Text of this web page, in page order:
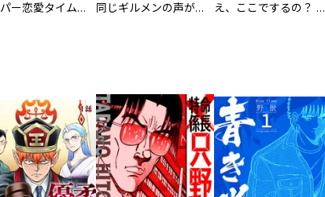
スーパー恋愛タイム！～現場でドＳな彼女は自宅でデレる～ 同じギルメンの声が好き え、ここでするの？ アイドルのファンが知らない日常